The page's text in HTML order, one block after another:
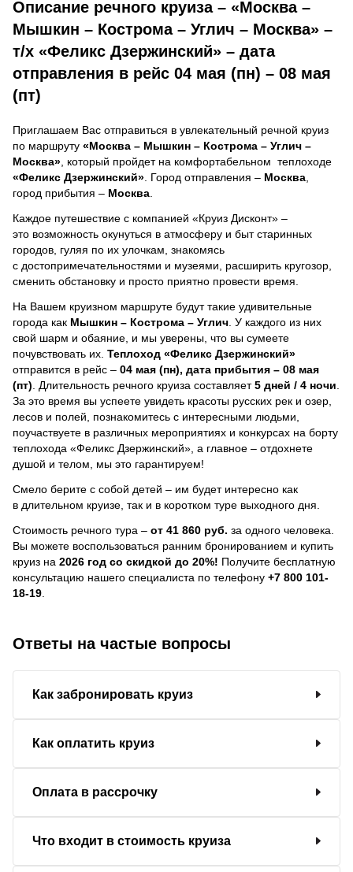
Описание речного круиза – «Москва –
Мышкин – Кострома – Углич – Москва» –
т/х «Феликс Дзержинский» – дата
отправления в рейс 04 мая (пн) – 08 мая
(пт)
Приглашаем Вас отправиться в увлекательный речной круиз
по маршруту «Москва – Мышкин – Кострома – Углич –
Москва» , который пройдет на комфортабельном теплоходе
«Феликс Дзержинский» . Город отправления – Москва
город прибытия – Москва
Каждое путешествие с компанией «Круиз Дисконт» –
это возможность окунуться в атмосферу и быт старинных
городов, гуляя по их улочкам, знакомясь
с достопримечательностями и музеями, расширить кругозор,
сменить обстановку и просто приятно провести время.
На Вашем круизном маршруте будут такие удивительные
города как Мышкин – Кострома – Углич . У каждого из них
свой шарм и обаяние, и мы уверены, что вы сумеете
почувствовать их. Теплоход «Феликс Дзержинский»
отправится в рейс – 04 мая (пн), дата прибытия – 08 мая
(пт) . Длительность речного круиза составляет5 дней / 4 ночи
За это время вы успеете увидеть красоты русских рек и озер,
лесов и полей, познакомитесь с интересными людьми,
поучаствуете в различных мероприятиях и конкурсах на борту
теплохода «Феликс Дзержинский», а главное – отдохнете
душой и телом, мы это гарантируем!
Смело берите с собой детей – им будет интересно как
в длительном круизе, так и в коротком туре выходного дня.
Стоимость речного тура – от 41 860 руб. за одного человека.
Вы можете воспользоваться ранним бронированием и купить
круиз на 2026 год со скидкой до 20%! Получите бесплатную
консультацию нашего специалиста по телефону +7 800 101-
18-19
Ответы на частые вопросы
Как забронировать круиз
Как оплатить круиз
Оплата в рассрочку
Что входит в стоимость круиза